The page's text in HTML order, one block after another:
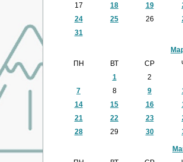
17
18 19
24
25 26
31
ПН
ВТ СР
1
2
7
8 9
14
15 16
21
22 23
28
29 30